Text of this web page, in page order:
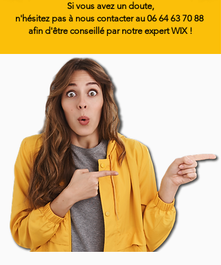
Si vous avez un doute,
n'hésitez pas à nous contacter au 06 64 63 70 88
afin d'être conseillé par notre expert WIX !